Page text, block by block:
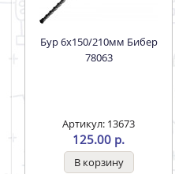
Бур 6х150/210мм Бибер
78063
Артикул: 13673
125.00 р.